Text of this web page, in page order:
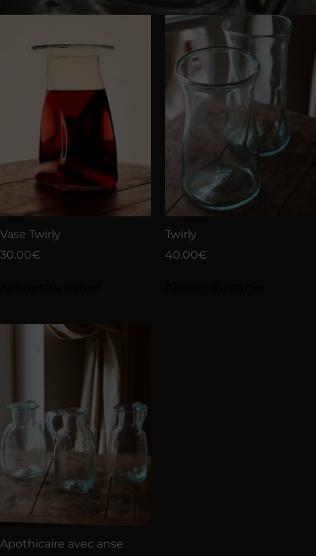
Vase Twirly
30.00€
Twirly
40.00€
Apothicaire avec anse